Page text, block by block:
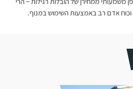
אדם רב באמצעות השימוש במנוף.